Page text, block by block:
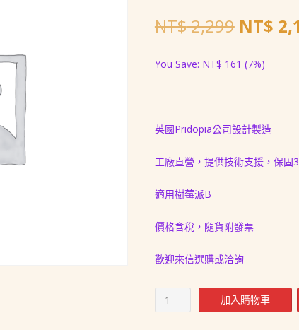
NT$2,299 原
價
NT$
NT$
You Save: NT$ 161 (7%)
英國Pridopia公司設計製造
工廠直營，提供技術支援，保固
適用樹莓派B
價格含稅，隨貨附發票
歡迎來信選購或洽詢
12.
樹
加入購物車